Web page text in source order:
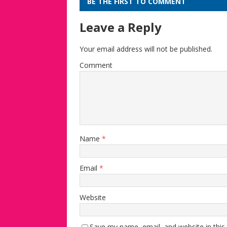
Leave a Reply
Your email address will not be published.
Comment
Name *
Email *
Website